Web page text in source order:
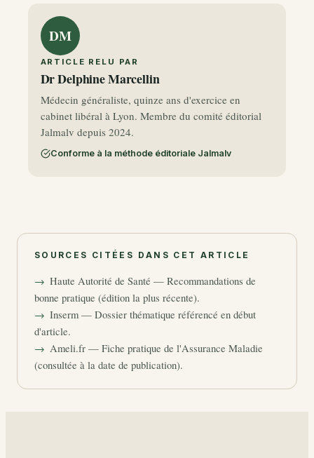
DM
ARTICLE RELU PAR
Dr Delphine Marcellin
Médecin généraliste, quinze ans d'exercice en
cabinet libéral à Lyon. Membre du comité éditorial
Jalmalv depuis 2024.
Conforme à la méthode éditoriale Jalmalv
SOURCES CITÉES DANS CET ARTICLE
Haute Autorité de Santé — Recommandations de
bonne pratique (édition la plus récente).
Inserm — Dossier thématique référencé en début
d'article.
Ameli.fr — Fiche pratique de l'Assurance Maladie
(consultée à la date de publication).